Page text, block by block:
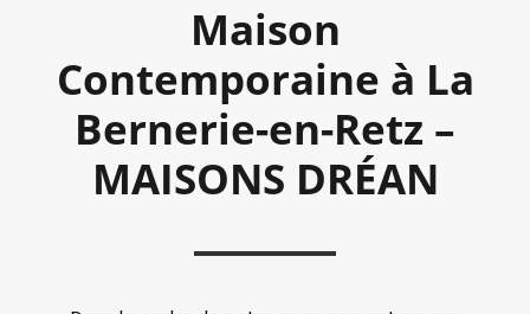
Maison
Contemporaine à La
Bernerie-en-Retz –
MAISONS DRÉAN